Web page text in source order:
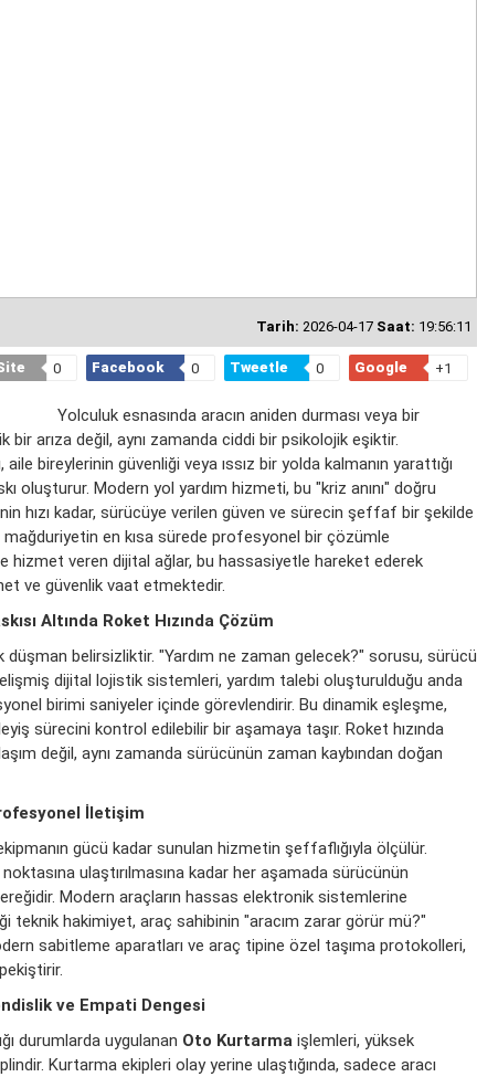
Tarih: 2026-04-17 Saat: 19:56:11
0 Facebook 0 Tweetle 0 Google +1
Yolculuk esnasında aracın aniden durması veya bir
bir arıza değil, aynı zamanda ciddi bir psikolojik eşiktir.
bireylerinin güvenliği veya ıssız bir yolda kalmanın yarattığı
oluşturur. Modern yol yardım hizmeti, bu "kriz anını" doğru
hızı kadar, sürücüye verilen güven ve sürecin şeffaf bir şekilde
mağduriyetin en kısa sürede profesyonel bir çözümle
hizmet veren dijital ağlar, bu hassasiyetle hareket ederek
ve güvenlik vaat etmektedir.
Altında Roket Hızında Çözüm
düşman belirsizliktir. "Yardım ne zaman gelecek?" sorusu, sürücü
dijital lojistik sistemleri, yardım talebi oluşturulduğu anda
birimi saniyeler içinde görevlendirir. Bu dinamik eşleşme,
sürecini kontrol edilebilir bir aşamaya taşır. Roket hızında
değil, aynı zamanda sürücünün zaman kaybından doğan
İletişim
gücü kadar sunulan hizmetin şeffaflığıyla ölçülür.
ulaştırılmasına kadar her aşamada sürücünün
Modern araçların hassas elektronik sistemlerine
teknik hakimiyet, araç sahibinin "aracım zarar görür mü?"
sabitleme aparatları ve araç tipine özel taşıma protokolleri,
ve Empati Dengesi
durumlarda uygulanan Oto Kurtarma işlemleri, yüksek
Kurtarma ekipleri olay yerine ulaştığında, sadece aracı
ASLAN